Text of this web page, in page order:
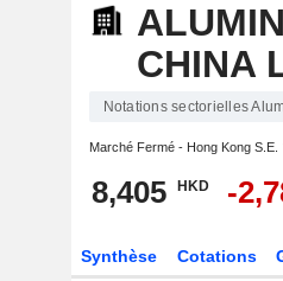
CHINA
Notations sectorielles
Marché Fermé - Hong Kong S.E.
8,405 HKD -
Synthèse Cotations